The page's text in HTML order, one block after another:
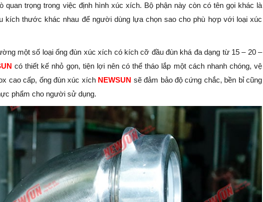
quan trọng trong việc định hình xúc xích. Bộ phận này còn có tên gọi khác là
kích thước khác nhau để người dùng lựa chọn sao cho phù hợp với loại xúc
một số loại ống đùn xúc xích có kích cỡ đầu đùn khá đa dạng từ 15 – 20 –
có thiết kế nhỏ gọn, tiện lợi nên có thể tháo lắp một cách nhanh chóng, vệ
cao cấp, ống đùn xúc xích NEWSUN sẽ đảm bảo độ cứng chắc, bền bỉ cũng
phẩm cho người sử dụng.